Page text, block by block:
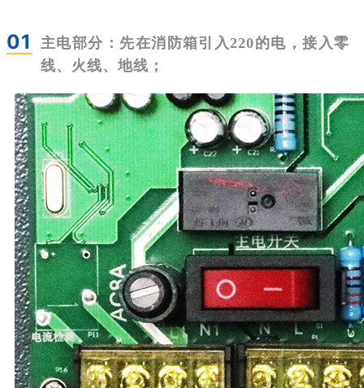
01 主电部分： 先在消防箱引入220的电，接入零
线、火线、地线；